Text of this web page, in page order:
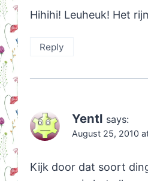
Hihihi! Leuheuk! Het
Reply
Yentl says:
August 25, 2010
Kijk door dat soort